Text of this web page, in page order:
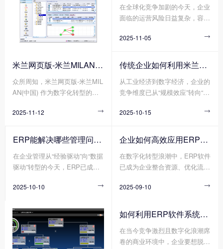
游合成树脂和下游具体应用的改
性塑料行业，其重要性自然不言
米兰网页版-米兰MILAN(中国) 分为哪几种类型?
众所周知，米兰网页版-米兰MIL
AN(中国) 作为数字化转型的核
链、生产、人力资源等模块，能
字中枢”。然而，不同行业(如离
散制造与流程制造)、不同规模
(如初创企业与跨国集团)、不同
业务模式(如项目制与流水线制)
AN(中国) 的功能深度、部署方
同。
2025-11-12 
在全球化竞争加剧的今天，企业
面临的运营风险日益复杂，容易
规漏洞、库存积压等问题，轻则
存。在此背景下，ERP软件作为
企业数字化转型的基石，凭借其
数据整合、流程标准化与实时监
控能力，正成为企业规避风险的
2025-11-05 
传统企业如何利用米兰网页版-米兰MILAN(中国) 重塑竞争力?
从工业经济到数字经济，企业的
竞争维度已从“规模效应”转向“敏
定性的市场中实现韧性增长，米
为企业资源整合的核心工具，正
成为重塑竞争力的关键抓手。通
过打通数据孤岛、优化业务流
程、赋能智能决策，米兰网页
统企业实现从“粗放管理”到“精益
道传统企业如何利用米兰网页
力吗?
2025-10-15 
ERP能解决哪些管理问题?
在企业管理从“经验驱动”向“数据
驱动”转型的今天，ERP已成为
营的核心工具。它通过整合资
为企业提供了一体化的管理解决
方案。无论是成本控制、决策效
率还是供应链协同，ERP正帮助
企业解决那些传统管理模式
2025-10-10 
企业如何高效应用ERP软件?
在数字化转型浪潮中，ERP软件
已成为企业整合资源、优化流
而，许多企业投入巨资引入ERP
效等问题陷入“上不去、下不
来”的困境。那么您知道企业如
何高效应用ERP软件吗?
2025-09-10 
如何利用ERP软件系统更好提升企业运营效率?
在当今竞争激烈且数字化浪潮席
卷的商业环境中，企业要想脱颖